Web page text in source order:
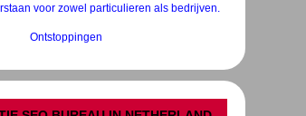
voor zowel particulieren als bedrijven.
Ontstoppingen